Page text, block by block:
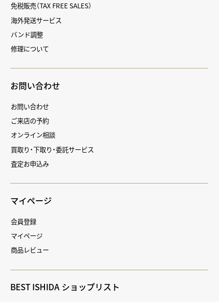
免税販売（TAX FREE SALES）
海外発送サービス
バンド調整
修理について
お問い合わせ
お問い合わせ
ご来店の予約
オンライン相談
買取り・下取り・委託サービス
査定お申込み
マイページ
会員登録
マイページ
商品レビュー
BEST ISHIDA ショップリスト